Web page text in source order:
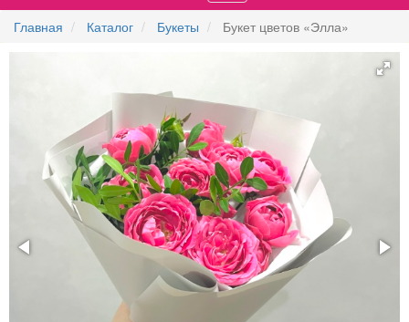
Главная Каталог Букеты Букет цветов «Элла»